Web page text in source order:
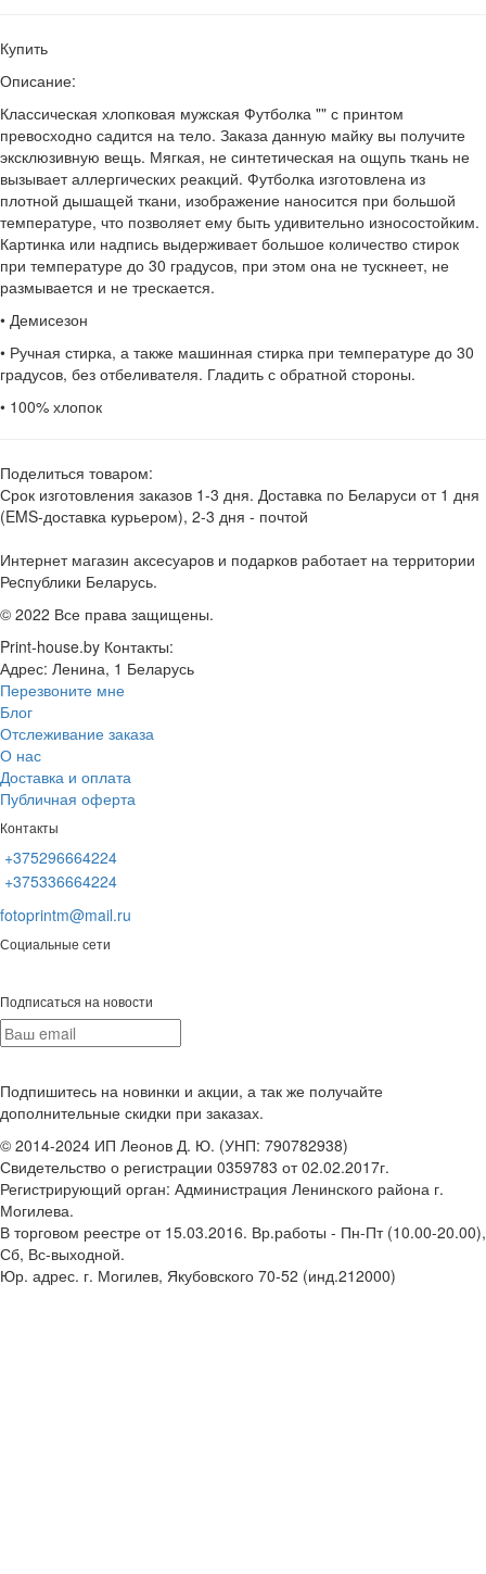
Купить
Описание:
Классическая хлопковая мужская Футболка "" с принтом
превосходно садится на тело. Заказа данную майку вы получите
эксклюзивную вещь. Мягкая, не синтетическая на ощупь ткань не
вызывает аллергических реакций. Футболка изготовлена из
плотной дышащей ткани, изображение наносится при большой
температуре, что позволяет ему быть удивительно износостойким.
Картинка или надпись выдерживает большое количество стирок
при температуре до 30 градусов, при этом она не тускнеет, не
размывается и не трескается.
• Демисезон
• Ручная стирка, а также машинная стирка при температуре до 30
градусов, без отбеливателя. Гладить с обратной стороны.
• 100% хлопок
Поделиться товаром:
Срок изготовления заказов 1-3 дня. Доставка по Беларуси от 1 дня
(EMS-доставка курьером), 2-3 дня - почтой
Интернет магазин аксесуаров и подарков работает на территории
Реcпублики Беларусь.
© 2022 Все права защищены.
Print-house.by Контакты:
Адрес: Ленина, 1 Беларусь
Перезвоните мне
Блог
Отслеживание заказа
О нас
Доставка и оплата
Публичная оферта
Контакты
+375296664224
+375336664224
fotoprintm@mail.ru
Социальные сети
Подписаться на новости
Подпишитесь на новинки и акции, а так же получайте
дополнительные скидки при заказах.
© 2014-2024 ИП Леонов Д. Ю. (УНП: 790782938)
Свидетельство о регистрации 0359783 от 02.02.2017г.
Регистрирующий орган: Администрация Ленинского района г.
Могилева.
В торговом реестре от 15.03.2016. Вр.работы - Пн-Пт (10.00-20.00),
Сб, Вс-выходной.
Юр. адрес. г. Могилев, Якубовского 70-52 (инд.212000)